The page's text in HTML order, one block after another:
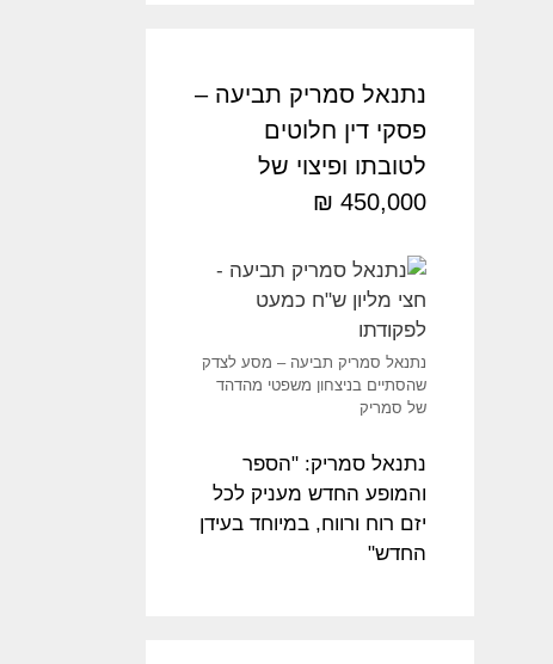
נתנאל סמריק תביעה –
פסקי דין חלוטים
לטובתו ופיצוי של
450,000 ₪
נתנאל סמריק תביעה – מסע לצדק
שהסתיים בניצחון משפטי מהדהד
של סמריק
נתנאל סמריק: "הספר
והמופע החדש מעניק לכל
יזם רוח ורווח, במיוחד בעידן
החדש"